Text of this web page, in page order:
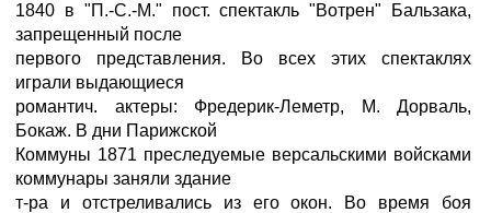
1840 в "П.-С.-М." пост. спектакль "Вотрен" Бальзака,
запрещенный после
первого представления. Во всех этих спектаклях
играли выдающиеся
романтич. актеры: Фредерик-Леметр, М. Дорваль,
Бокаж. В дни Парижской
Коммуны 1871 преследуемые версальскими войсками
коммунары заняли здание
т-ра и отстреливались из его окон. Во время боя